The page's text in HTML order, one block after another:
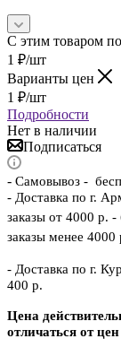
С этим товаром
1 ₽/шт
Варианты цен
1 ₽/шт
Подробности
Нет в наличии
Подписаться
- Самовывоз -
- Доставка по г.
заказы от 4000 р. -
заказы менее 4000
- Доставка по г.
400 р.
Цена
отличаться от